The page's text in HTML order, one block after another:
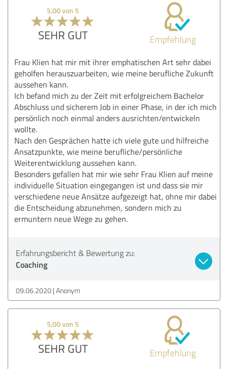
5,00 von 5
SEHR GUT Empfehlung
Frau Klien hat mir mit ihrer emphatischen Art sehr dabei
geholfen herauszuarbeiten, wie meine berufliche Zukunft
aussehen kann.
Ich befand mich zu der Zeit mit erfolgreichem Bachelor
Abschluss und sicherem Job in einer Phase, in der ich mich
persönlich noch einmal anders ausrichten/entwickeln
wollte.
Nach den Gesprächen hatte ich viele gute und hilfreiche
Ansatzpunkte, wie meine berufliche/persönliche
Weiterentwicklung aussehen kann.
Besonders gefallen hat mir wie sehr Frau Klien auf meine
individuelle Situation eingegangen ist und dass sie mir
verschiedene neue Ansätze aufgezeigt hat, ohne mir dabei
die Entscheidung abzunehmen, sondern mich zu
ermuntern neue Wege zu gehen.
Erfahrungsbericht & Bewertung zu:
Coaching
09.06.2020 Anonym
5,00 von 5
SEHR GUT Empfehlung